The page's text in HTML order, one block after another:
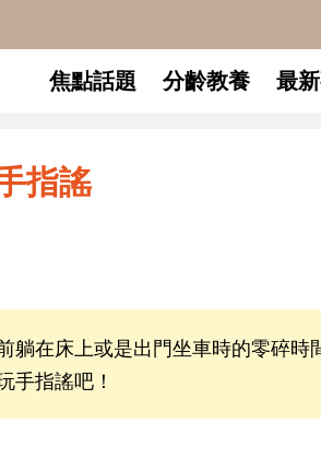
焦點話題 分齡教養 最
指謠
躺在床上或是出門坐車時的零碎時
手指謠吧！